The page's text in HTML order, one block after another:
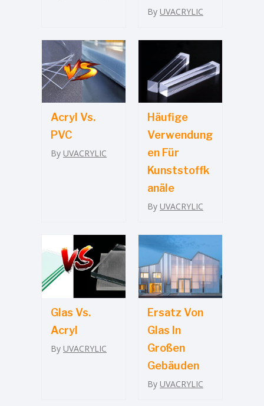
By UVACRYLIC
Acryl Vs.
PVC
By UVACRYLIC
Häufige
Verwendung
En Für
Kunststoffk
Anäle
By UVACRYLIC
Glas Vs.
Acryl
By UVACRYLIC
Ersatz Von
Glas In
Großen
Gebäuden
By UVACRYLIC